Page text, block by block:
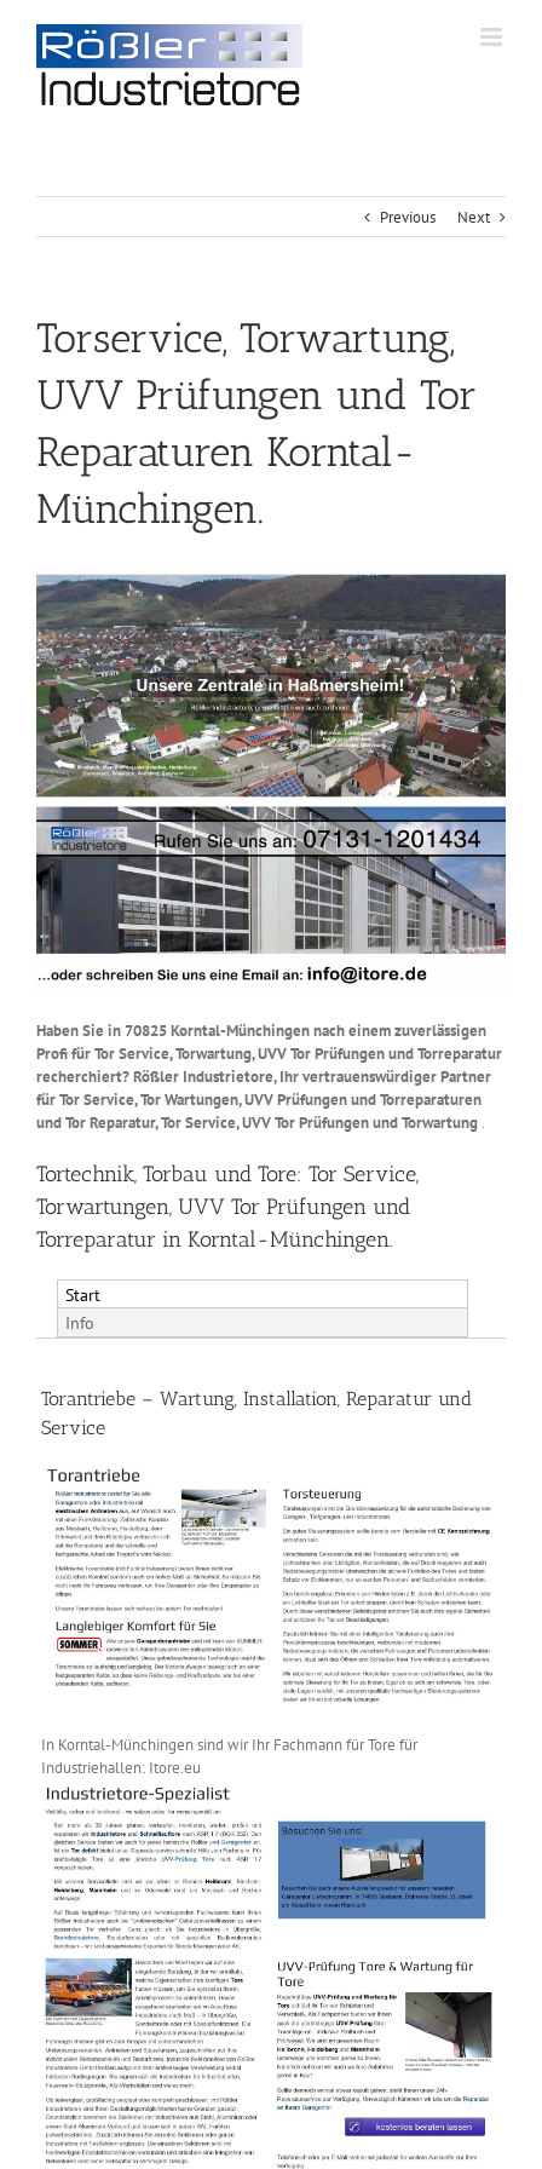
Previous Next
Torservice, Torwartung,
UVV Prüfungen und Tor
Reparaturen Korntal-
Münchingen.
Haben Sie in 70825 Korntal-Münchingen nach einem zuverlässigen
Profi für Tor Service, Torwartung, UVV Tor Prüfungen und Torreparatur
recherchiert? Rößler Industrietore, Ihr vertrauenswürdiger Partner
für Tor Service, Tor Wartungen, UVV Prüfungen und Torreparaturen
und Tor Reparatur, Tor Service, UVV Tor Prüfungen und Torwartung.
Tortechnik, Torbau und Tore: Tor Service,
Torwartungen, UVV Tor Prüfungen und
Torreparatur in Korntal-Münchingen.
Start
Info
Torantriebe – Wartung, Installation, Reparatur und
Service
In Korntal-Münchingen sind wir Ihr Fachmann für Tore für
Industriehallen: Itore.eu